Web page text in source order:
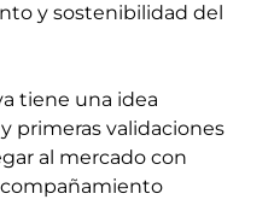
y sostenibilidad del
tiene una idea
primeras validaciones
al mercado con